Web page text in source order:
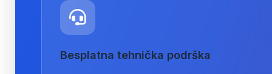
Besplatna tehnička podrška